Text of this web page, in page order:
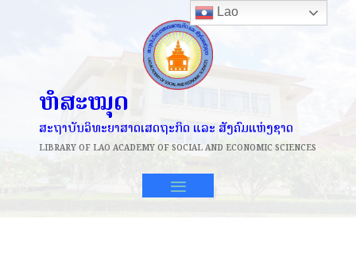
ຫໍສະໝຸດ
ສະຖາບັນວິທະຍາສາດເສດຖະກິດ ແລະ ສັງຄົມແຫ່ງຊາດ
LIBRARY OF LAO ACADEMY OF SOCIAL AND ECONOMIC SCIENCES
Lao